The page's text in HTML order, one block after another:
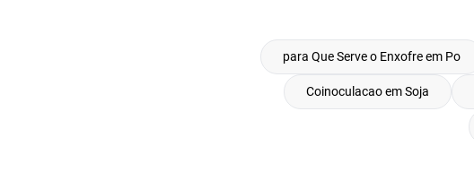
para Que Serve o Enxofre em Po
Coinoculacao em Soja